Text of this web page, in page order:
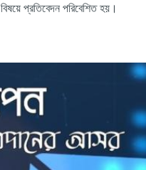
প্রতিবেদন পরিবেশিত হয়।